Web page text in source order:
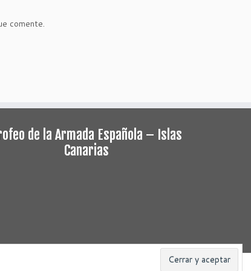
comente.
de la Armada Española – Islas
Canarias